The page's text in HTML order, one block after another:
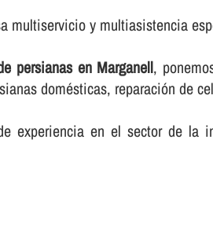
multiservicio y multiasistencia
persianas en Marganell,
domésticas, reparación de
experiencia en el sector de la